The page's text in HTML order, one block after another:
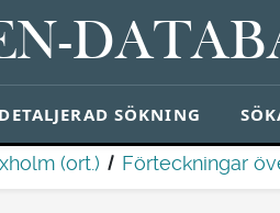
DETALJERAD SÖKNING
(ort.) Förteckningar